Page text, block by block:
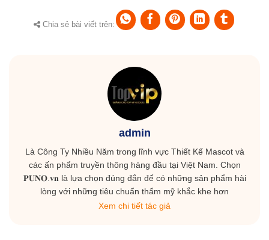
Chia sẻ bài viết trên:
admin
Là Công Ty Nhiều Năm trong lĩnh vực Thiết Kế Mascot và
các ấn phẩm truyền thông hàng đầu tại Việt Nam. Chọn
𝐏𝐔𝐍𝐎.𝐯𝐧 là lựa chọn đúng đắn để có những sản phẩm hài
lòng với những tiêu chuẩn thẩm mỹ khắc khe hơn
Xem chi tiết tác giả